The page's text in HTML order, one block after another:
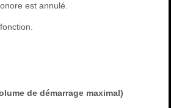
est annulé.
de démarrage maximal)